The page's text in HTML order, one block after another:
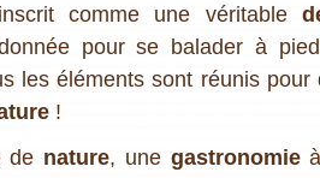
comme une véritable
pour se balader à
les éléments sont réunis
!
de nature, une gastronomie